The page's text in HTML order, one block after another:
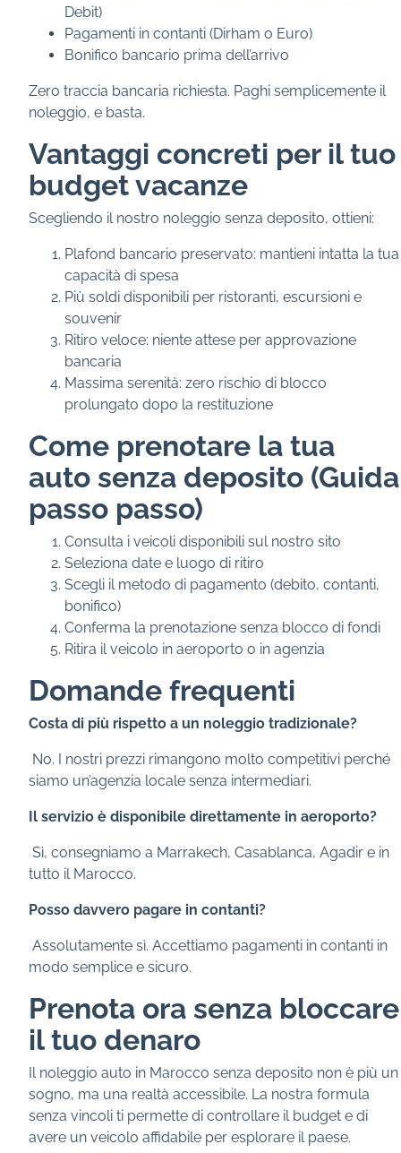
Debit)
Pagamenti in contanti (Dirham o Euro)
Bonifico bancario prima dell’arrivo
Zero traccia bancaria richiesta. Paghi semplicemente il
noleggio, e basta.
Vantaggi concreti per il tuo
budget vacanze
Scegliendo il nostro noleggio senza deposito, ottieni:
Plafond bancario preservato: mantieni intatta la tua
capacità di spesa
Più soldi disponibili per ristoranti, escursioni e
souvenir
Ritiro veloce: niente attese per approvazione
bancaria
Massima serenità: zero rischio di blocco
prolungato dopo la restituzione
Come prenotare la tua
auto senza deposito (Guida
passo passo)
Consulta i veicoli disponibili sul nostro sito
Seleziona date e luogo di ritiro
Scegli il metodo di pagamento (debito, contanti,
bonifico)
Conferma la prenotazione senza blocco di fondi
Ritira il veicolo in aeroporto o in agenzia
Domande frequenti
Costa di più rispetto a un noleggio tradizionale?
No. I nostri prezzi rimangono molto competitivi perché
siamo un’agenzia locale senza intermediari.
Il servizio è disponibile direttamente in aeroporto?
Sì, consegniamo a Marrakech, Casablanca, Agadir e in
tutto il Marocco.
Posso davvero pagare in contanti?
Assolutamente sì. Accettiamo pagamenti in contanti in
modo semplice e sicuro.
Prenota ora senza bloccare
il tuo denaro
Il noleggio auto in Marocco senza deposito non è più un
sogno, ma una realtà accessibile. La nostra formula
senza vincoli ti permette di controllare il budget e di
avere un veicolo affidabile per esplorare il paese.